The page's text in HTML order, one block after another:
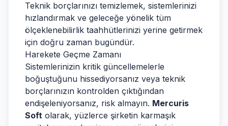
Teknik borçlarınızı temizlemek, sistemlerinizi
hızlandırmak ve geleceğe yönelik tüm
ölçeklenebilirlik taahhütlerinizi yerine getirmek
için doğru zaman bugündür.
Harekete Geçme Zamanı
Sistemlerinizin kritik güncellemelerle
boğuştuğunu hissediyorsanız veya teknik
borçlarınızın kontrolden çıktığından
endişeleniyorsanız, risk almayın. Mercuris
Soft olarak, yüzlerce şirketin karmaşık